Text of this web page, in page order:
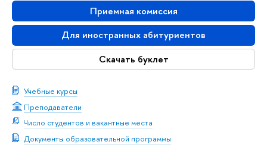
Приемная комиссия
Для иностранных абитуриентов
Скачать буклет
Учебные курсы
Преподаватели
Число студентов и вакантные места
Документы образовательной программы